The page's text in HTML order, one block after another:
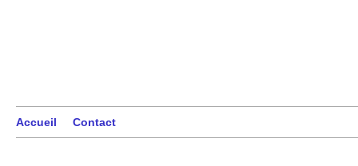
Accueil Contact